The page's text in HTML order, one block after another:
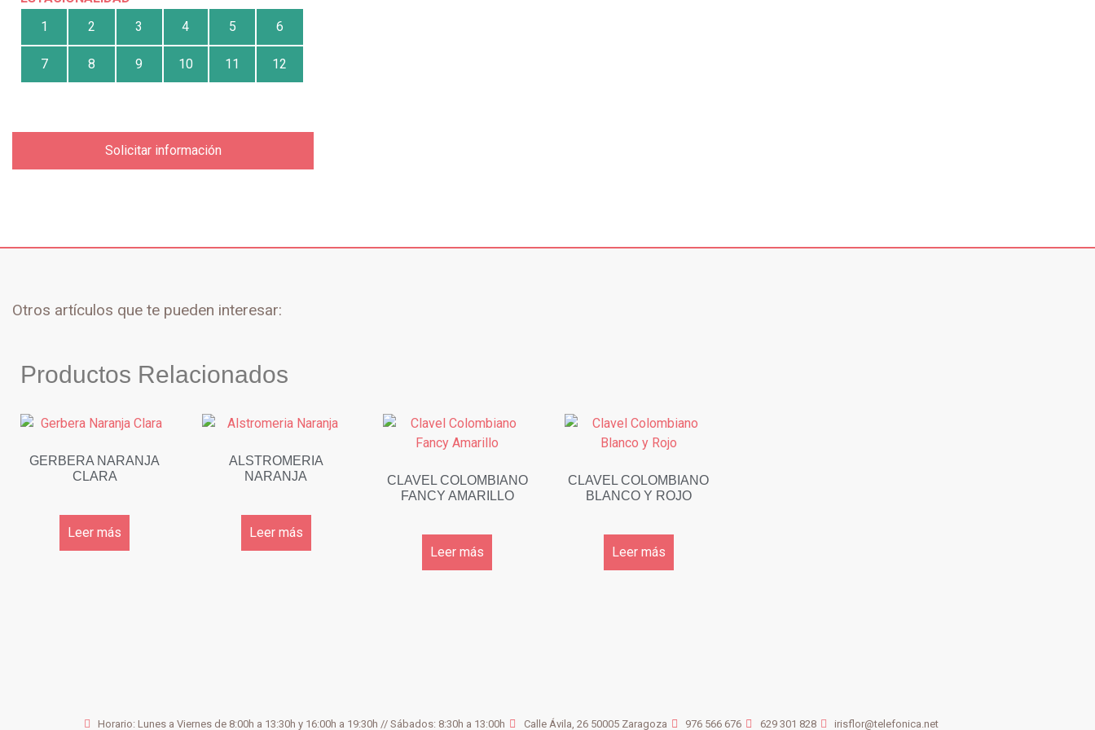
1
2 3 4 5 6
7 8 9 10 11 12
Solicitar información
Otros artículos que te pueden interesar:
Productos Relacionados
GERBERA NARANJA
CLARA
Leer más
ALSTROMERIA
NARANJA
Leer más
CLAVEL COLOMBIANO
FANCY AMARILLO
Leer más
CLAVEL COLOMBIANO
BLANCO Y ROJO
Leer más
Horario: Lunes a Viernes de 8:00h a 13:30h y 16:00h a 19:30h // Sábados: 8:30h a 13:00h Calle Ávila, 26 50005 Zaragoza 976 566 676 629 301 828 irisflor@telefonica.net